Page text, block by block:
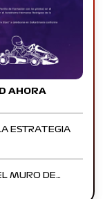
AHORA
ESTRATEGIA
MURO DE…